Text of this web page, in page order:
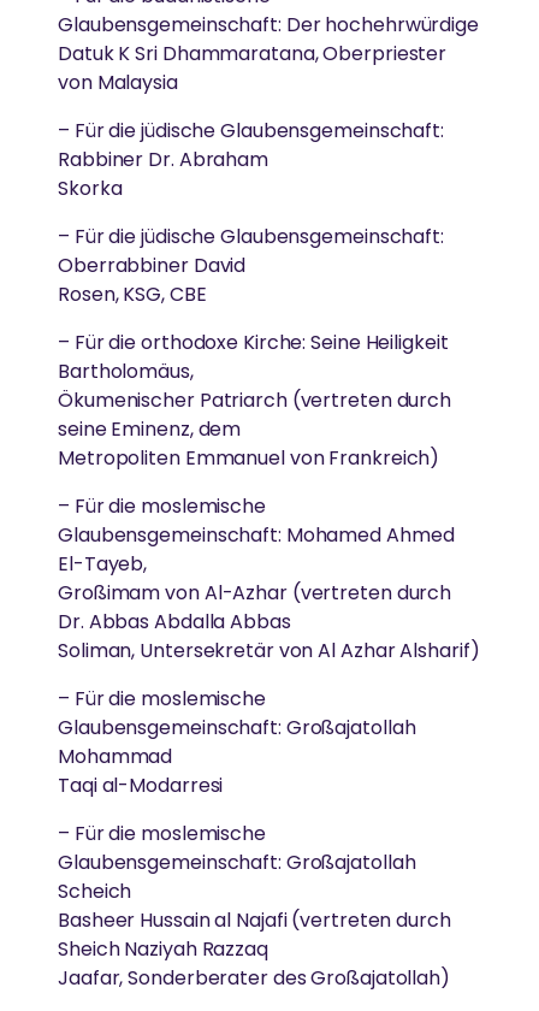
Glaubensgemeinschaft: Der hochehrwürdige
Datuk K Sri Dhammaratana, Oberpriester
von Malaysia
– Für die jüdische Glaubensgemeinschaft:
Rabbiner Dr. Abraham
Skorka
– Für die jüdische Glaubensgemeinschaft:
Oberrabbiner David
Rosen, KSG, CBE
– Für die orthodoxe Kirche: Seine Heiligkeit
Bartholomäus,
Ökumenischer Patriarch (vertreten durch
seine Eminenz, dem
Metropoliten Emmanuel von Frankreich)
– Für die moslemische
Glaubensgemeinschaft: Mohamed Ahmed
El-Tayeb,
Großimam von Al-Azhar (vertreten durch
Dr. Abbas Abdalla Abbas
Soliman, Untersekretär von Al Azhar Alsharif)
– Für die moslemische
Glaubensgemeinschaft: Großajatollah
Mohammad
Taqi al-Modarresi
– Für die moslemische
Glaubensgemeinschaft: Großajatollah
Scheich
Basheer Hussain al Najafi (vertreten durch
Sheich Naziyah Razzaq
Jaafar, Sonderberater des Großajatollah)